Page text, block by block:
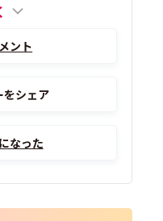
ント
をシェア
なった